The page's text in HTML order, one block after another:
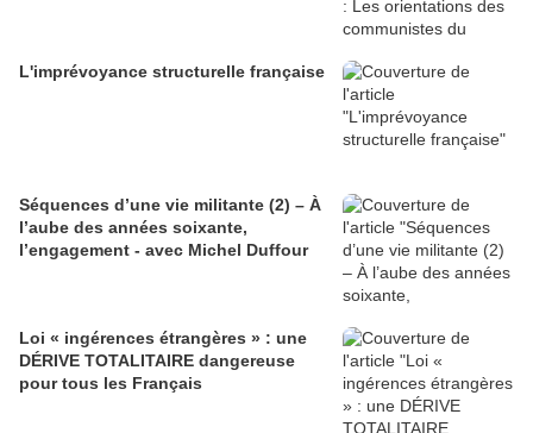
L'imprévoyance structurelle française
Séquences d’une vie militante (2) – À
l’aube des années soixante,
l’engagement - avec Michel Duffour
Loi « ingérences étrangères » : une
DÉRIVE TOTALITAIRE dangereuse
pour tous les Français